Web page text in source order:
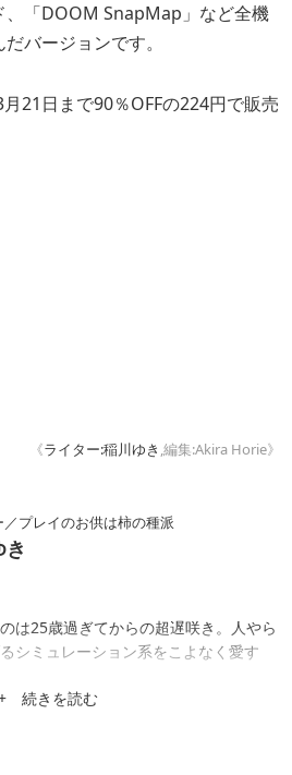
、「DOOM SnapMap」など全機
バージョンです。
21日まで90％OFFの224円で販売
《ライター:稲川ゆき ,編集:Akira Horie》
／プレイのお供は柿の種派
は25歳過ぎてからの超遅咲き。人やら
シミュレーション系をこよなく愛す
続きを読む